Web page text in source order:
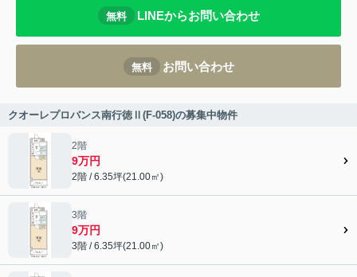
無料 LINEからお問い合わせ
無料 お問い合わせ
クオーレプロバンス南行徳Ⅱ(F-058)の募集中物件
2階
9万円
2階 / 6.35坪(21.00㎡)
3階
9万円
3階 / 6.35坪(21.00㎡)